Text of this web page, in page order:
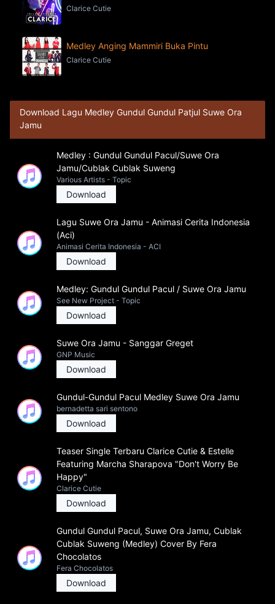
Clarice Cutie
Medley Anging Mammiri Buka Pintu
Clarice Cutie
Download Lagu Medley Gundul Gundul Patjul Suwe Ora
Jamu
Medley : Gundul Gundul Pacul/Suwe Ora
Jamu/Cublak Cublak Suweng
Various Artists - Topic
Download
Lagu Suwe Ora Jamu - Animasi Cerita Indonesia
(Aci)
Animasi Cerita Indonesia - ACI
Download
Medley: Gundul Gundul Pacul / Suwe Ora Jamu
See New Project - Topic
Download
Suwe Ora Jamu - Sanggar Greget
GNP Music
Download
Gundul-Gundul Pacul Medley Suwe Ora Jamu
bernadetta sari sentono
Download
Teaser Single Terbaru Clarice Cutie & Estelle
Featuring Marcha Sharapova "Don't Worry Be
Happy"
Clarice Cutie
Download
Gundul Gundul Pacul, Suwe Ora Jamu, Cublak
Cublak Suweng (Medley) Cover By Fera
Chocolatos
Fera Chocolatos
Download